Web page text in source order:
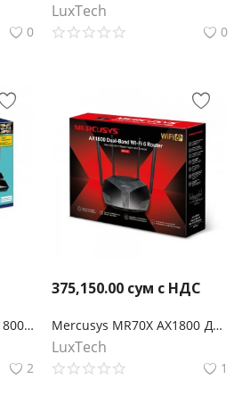
0
LuxTech
0
TP-Link Archer AX20 AX1800 Двухдиапазонный Wi‑Fi 6 роутер
2
375,150.00 сум с НДС
Mercusys MR70X AX1800 Двухдиапазонный гигабитный беспроводной маршрутизатор Wi-Fi 6
LuxTech
1